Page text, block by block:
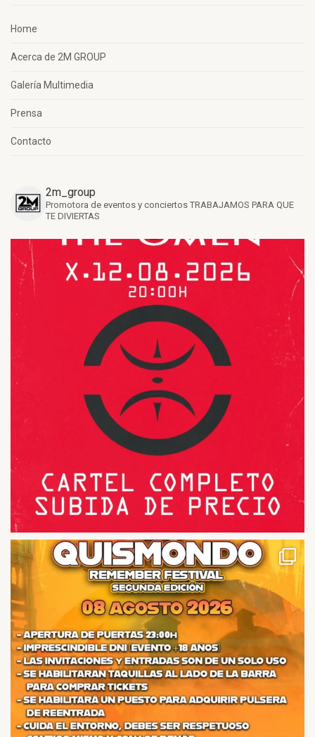
Home
Acerca de 2M GROUP
Galería Multimedia
Prensa
Contacto
2m_group
Promotora de eventos y conciertos TRABAJAMOS PARA QUE
TE DIVIERTAS